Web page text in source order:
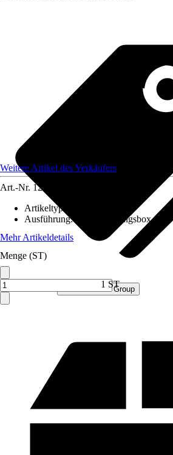
Verkauf durch: Procommerce Group
Weitere Artikel des Verkäufers
Art.-Nr. 12552004
Artikeltyp
Ausführung:
Aufbewahrungsbox
Mehr Artikeldetails
Menge (ST)
1 ST